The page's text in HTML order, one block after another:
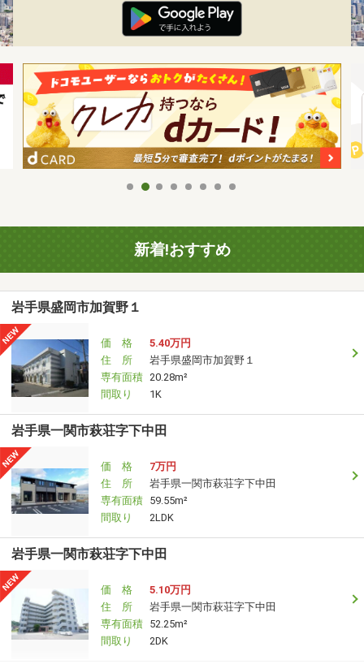
新着!おすすめ
岩手県盛岡市加賀野１
価 格
5.40万円
住 所
岩手県盛岡市加賀野１
専有面積 20.28m²
間取り
1K
岩手県一関市萩荘字下中田
価 格
7万円
住 所
岩手県一関市萩荘字下中田
専有面積 59.55m²
間取り
2LDK
岩手県一関市萩荘字下中田
価 格
5.10万円
住 所
岩手県一関市萩荘字下中田
専有面積 52.25m²
間取り
2DK